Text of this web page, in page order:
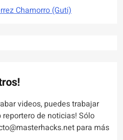
Chamorro (Guti)
videos, puedes trabajar
de noticias! Sólo
para más